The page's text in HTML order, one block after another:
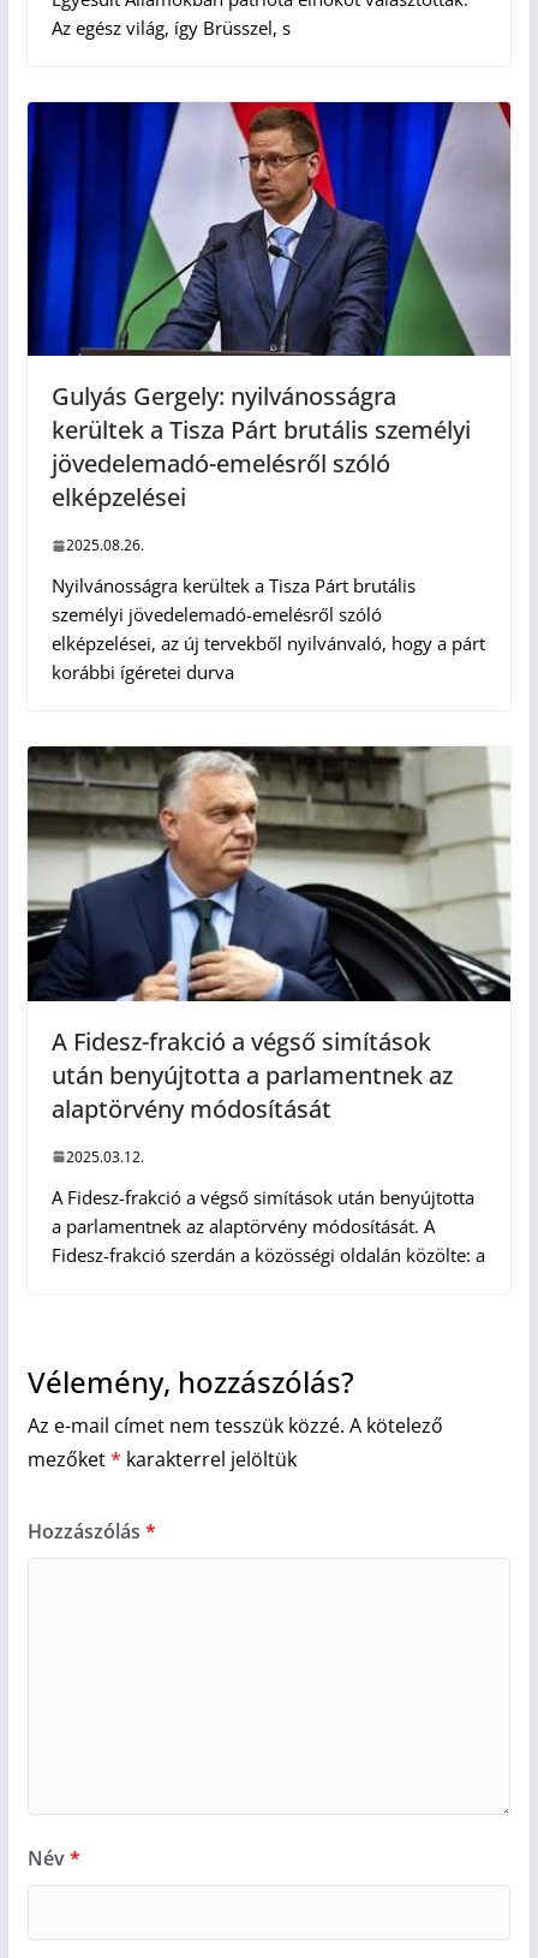
Az egész világ, így Brüsszel, s
Gulyás Gergely: nyilvánosságra
kerültek a Tisza Párt brutális személyi
jövedelemadó-emelésről szóló
elképzelései
2025.08.26.
Nyilvánosságra kerültek a Tisza Párt brutális
személyi jövedelemadó-emelésről szóló
elképzelései, az új tervekből nyilvánvaló, hogy a párt
korábbi ígéretei durva
A Fidesz-frakció a végső simítások
után benyújtotta a parlamentnek az
alaptörvény módosítását
2025.03.12.
A Fidesz-frakció a végső simítások után benyújtotta
a parlamentnek az alaptörvény módosítását. A
Fidesz-frakció szerdán a közösségi oldalán közölte: a
Vélemény, hozzászólás?
Az e-mail címet nem tesszük közzé. A kötelező
mezőket* karakterrel jelöltük
Hozzászólás *
Név*